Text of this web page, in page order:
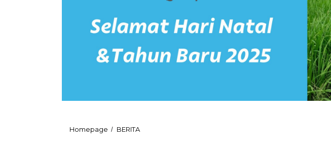
Homepage / BERITARektor